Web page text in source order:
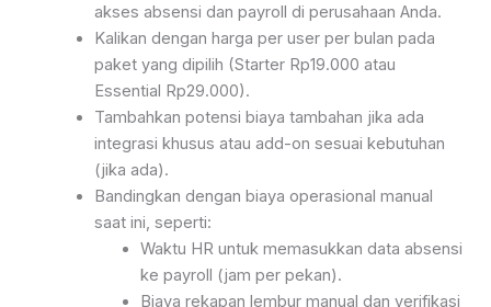
akses absensi dan payroll di perusahaan Anda.
Kalikan dengan harga per user per bulan pada
paket yang dipilih (Starter Rp19.000 atau
Essential Rp29.000).
Tambahkan potensi biaya tambahan jika ada
integrasi khusus atau add-on sesuai kebutuhan
(jika ada).
Bandingkan dengan biaya operasional manual
saat ini, seperti:
Waktu HR untuk memasukkan data absensi
ke payroll (jam per pekan).
Biaya rekapan lembur manual dan verifikasi